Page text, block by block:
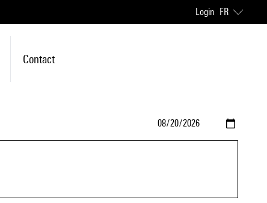
Login FR
Contact